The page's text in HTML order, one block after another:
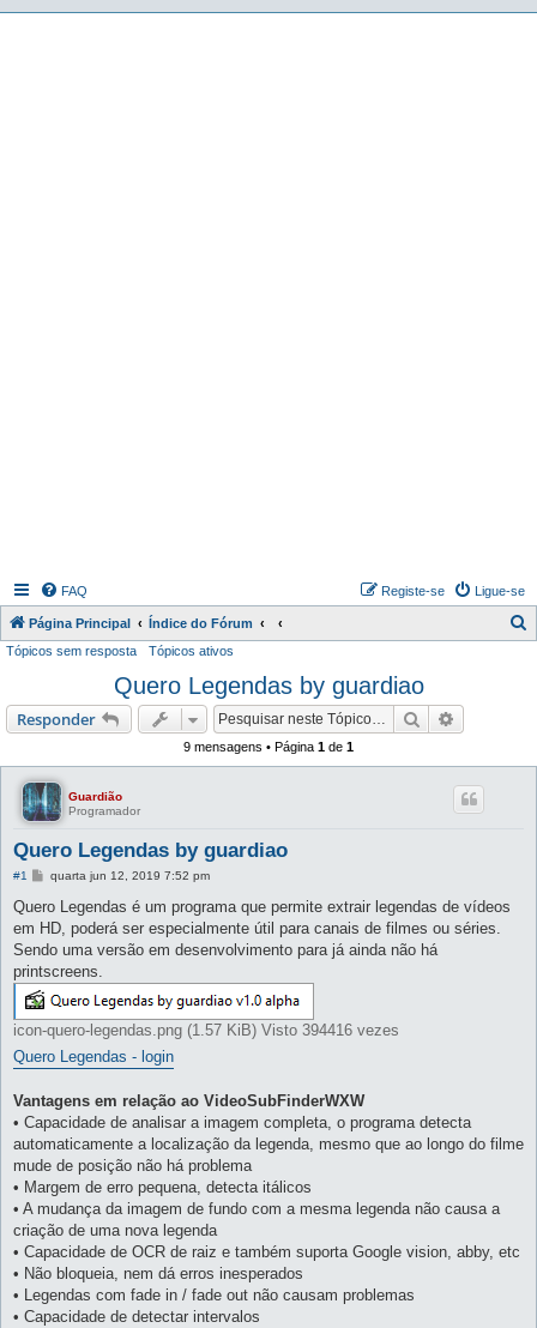
FAQ Ligue-se
Registe-se
Página Principal Índice do Fórum
i
Tópicos sem resposta Tópicos ativos
Quero Legendas by guardiao
Responder Pesquisar
9 mensagens • Página 1 de 1
Guardião
Programador
Quero Legendas by guardiao
#1
M
n
a
g
m
quarta jun 12, 2019 7:52 pm
Quero Legendas é um programa que permite extrair legendas de vídeos
em HD, poderá ser especialmente útil para canais de filmes ou séries.
Sendo uma versão em desenvolvimento para já ainda não há
printscreens.
icon-quero-legendas.png (1.57 KiB) Visto 394416 vezes
Quero Legendas - login
Vantagens em relação ao VideoSubFinderWXW
• Capacidade de analisar a imagem completa, o programa detecta
automaticamente a localização da legenda, mesmo que ao longo do filme
mude de posição não há problema
• Margem de erro pequena, detecta itálicos
• A mudança da imagem de fundo com a mesma legenda não causa a
criação de uma nova legenda
• Capacidade de OCR de raiz e também suporta Google vision, abby, etc
• Não bloqueia, nem dá erros inesperados
• Legendas com fade in / fade out não causam problemas
• Capacidade de detectar intervalos